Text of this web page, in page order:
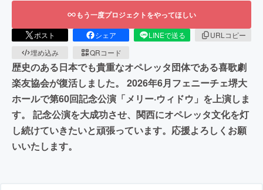
もう一度プロジェクトをやってほしい
ポスト シェア LINEで送る
URLコピー
埋め込み
QRコード
歴史のある日本でも貴重なオペレッタ団体である喜歌劇
楽友協会が復活しました。 2026年6月フェニーチェ堺大
ホールで第60回記念公演「メリー·ウィドウ」を上演しま
す。 記念公演を大成功させ、関西にオペレッタ文化を灯
し続けていきたいと頑張っています。応援よろしくお願
いいたします。